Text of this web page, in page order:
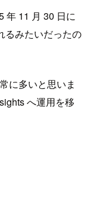
年 11 月 30 日に
るみたいだったの
に多いと思いま
へ運用を移